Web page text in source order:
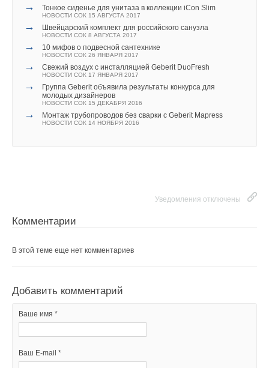
→ Тонкое сиденье для унитаза в коллекции iCon Slim
НОВОСТИ СОК 15 АВГУСТА 2017
→ Швейцарский комплект для российского санузла
НОВОСТИ СОК 8 АВГУСТА 2017
→ 10 мифов о подвесной сантехнике
НОВОСТИ СОК 26 ЯНВАРЯ 2017
→ Свежий воздух с инсталляцией Geberit DuoFresh
НОВОСТИ СОК 17 ЯНВАРЯ 2017
→
Группа Geberit объявила результаты конкурса для
молодых дизайнеров
НОВОСТИ СОК 15 ДЕКАБРЯ 2016
→ Монтаж трубопроводов без сварки с Geberit Mapress
НОВОСТИ СОК 14 НОЯБРЯ 2016
Уведомления отключены
Комментарии
В этой теме еще нет комментариев
Добавить комментарий
Ваше имя *
Ваш E-mail *